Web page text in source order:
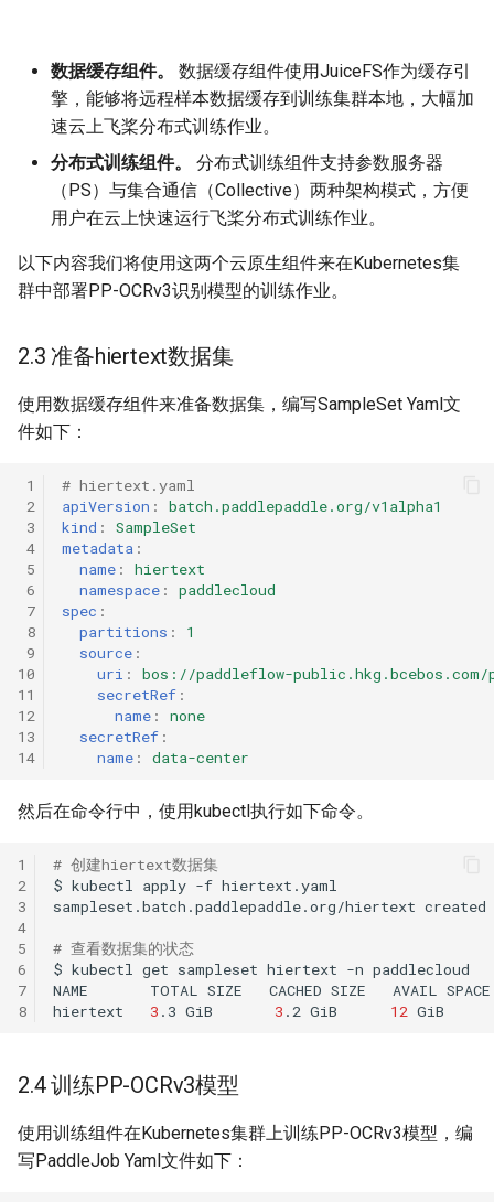
数据缓存组件。
数据缓存组件使用JuiceFS作为缓存引
擎，能够将远程样本数据缓存到训练集群本地，大幅加
速云上飞桨分布式训练作业。
分布式训练组件。
分布式训练组件支持参数服务器
（PS）与集合通信（Collective）两种架构模式，方便
用户在云上快速运行飞桨分布式训练作业。
以下内容我们将使用这两个云原生组件来在Kubernetes集
群中部署PP-OCRv3识别模型的训练作业。
2.3 准备hiertext数据集
使用数据缓存组件来准备数据集，编写SampleSet Yaml文
件如下：
1
2
3
4
5
6
7
8
9
10
11
12
13
14
# hiertext.yaml
apiVersion :
batch.paddlepaddle.org/v1alpha1
kind :
SampleSet
metadata :
name :
hiertext
namespace :
paddlecloud
spec :
partitions :
1
source :
uri :
bos://paddleflow-
secretRef :
name :
none
secretRef :
name : data-center
然后在命令行中，使用kubectl执行如下命令。
1
2
3
4
5
6
7
8
# 创建hiertext数据集
$ kubectl apply -f
sampleset.batch.paddlepaddle.org/hiertext
# 查看数据集的状态
$ kubectl get sampleset hiertext -n
NAME
TOTAL SIZE CACHED SIZE AVAIL
SPACE
hiertext
3 .3 GiB 3 .2 GiB 12 GiB
2.4 训练PP-OCRv3模型
使用训练组件在Kubernetes集群上训练PP-OCRv3模型，编
写PaddleJob Yaml文件如下：